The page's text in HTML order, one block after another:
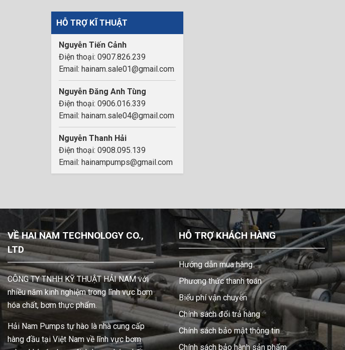
HỖ TRỢ KĨ THUẬT
Nguyễn Tiến Cảnh
Điện thoại: 0907.826.239
Email: hainam.sale01@gmail.com
Nguyễn Đăng Anh Tùng
Điện thoại: 0906.016.339
Email: hainam.sale04@gmail.com
Nguyễn Thanh Hải
Điện thoại: 0908.095.139
Email: hainampumps@gmail.com
VỀ HAI NAM TECHNOLOGY CO.,
LTD
CÔNG TY TNHH KỸ THUẬT HẢI NAM với
nhiều năm kinh nghiệm trong lĩnh vực bơm
hóa chất, bơm thực phẩm.
Hải Nam Pumps tự hào là nhà cung cấp
hàng đầu tại Việt Nam về lĩnh vực bơm
HỖ TRỢ KHÁCH HÀNG
Hướng dẫn mua hàng
Phương thức thanh toán
Biểu phí vận chuyển
Chính sách đổi trả hàng
Chính sách bảo mật thông tin
Chính sách bảo hành sản phẩm